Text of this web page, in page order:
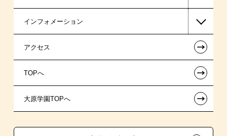
ホテル系
ブライダル系
製菓・製パン系
日本政策金融公庫（国の教育ローン）
提携教育ローン
新聞奨学生
専門実践教育訓練給付金制度
AO入学制度
指定校推薦入学
特別推薦入学
推薦入学
生徒会活動推薦入学
在校生からあなたへ
夢を叶えた先輩たち
施設・研修所
学生マンションのご案内
インフォメーション
お知らせ・新着情報
在校生へのお知らせ
各種証明書の発行ご希望の方
アクセス ←
TOPへ ←
大原学園TOPへ ←